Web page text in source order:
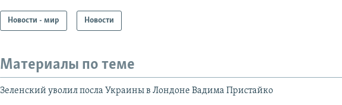
Новости - мир Новости
Материалы по теме
Зеленский уволил посла Украины в Лондоне Вадима Пристайко